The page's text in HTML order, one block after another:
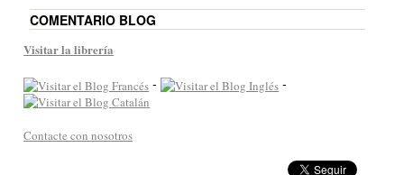
COMENTARIO BLOG
Visitar la librería
- -
Contacte con nosotros